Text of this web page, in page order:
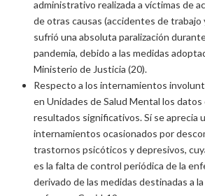
administrativo realizada a víctimas de
de otras causas (accidentes de
sufrió una absoluta paralización
pandemia, debido a las medidas
Ministerio de Justicia (20).
Respecto a los internamientos
en Unidades de Salud Mental los
resultados significativos. Sí se aprecia
internamientos ocasionados por
trastornos psicóticos y depresivos,
es la falta de control periódica de la
derivado de las medidas destinadas a